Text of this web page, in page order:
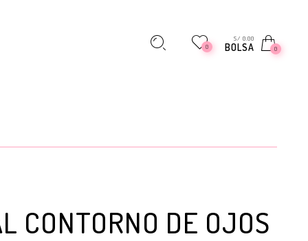
0
S/ 0.00
BOLSA 0
CONTORNO DE OJOS